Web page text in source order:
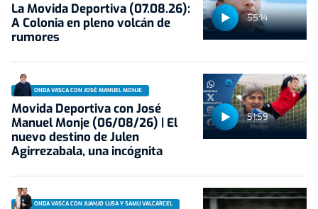
55:14
La Movida Deportiva (07.08.26):
A Colonia en pleno volcán de
rumores
51:59
ONDA VASCA CON JOSÉ MANUEL MONJE
Movida Deportiva con José
Manuel Monje (06/08/26) | El
nuevo destino de Julen
Agirrezabala, una incógnita
ONDA VASCA CON JUANJO LUSA Y SAMU VALCÁRCEL